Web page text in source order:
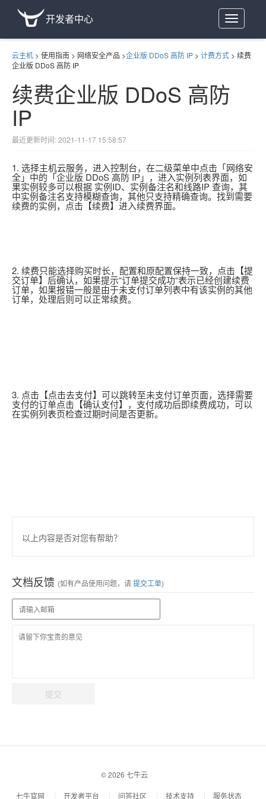
Toggle
navigation
开发者中心
云主机 > 使用指南 > 网络安全产品 >企业版 DDoS 高防 IP > 计费方式 > 续费
企业版 DDoS 高防 IP
续费企业版 DDoS 高防
IP
最近更新时间: 2021-11-17 15:58:57
1. 选择主机云服务，进入控制台，在二级菜单中点击「网络安
全」中的「企业版 DDoS 高防 IP」，进入实例列表界面，如
果实例较多可以根据 实例ID、实例备注名和线路IP 查询，其
中实例备注名支持模糊查询，其他只支持精确查询。找到需要
续费的实例，点击【续费】进入续费界面。
2. 续费只能选择购买时长，配置和原配置保持一致，点击【提
交订单】后确认，如果提示“订单提交成功“表示已经创建续费
订单，如果报错一般是由于未支付订单列表中有该实例的其他
订单，处理后则可以正常续费。
3. 点击【点击去支付】可以跳转至未支付订单页面，选择需要
支付的订单点击【确认支付】，支付成功后即续费成功，可以
在实例列表页检查过期时间是否更新。
以上内容是否对您有帮助？
文档反馈 (如有产品使用问题，请提交工单)
提交
© 2026 七牛云
七牛官网 开发者平台 问答社区 技术支持 服务状态